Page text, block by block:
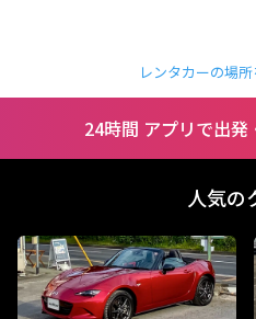
レンタカーの場
24時間 アプリで出
人気の